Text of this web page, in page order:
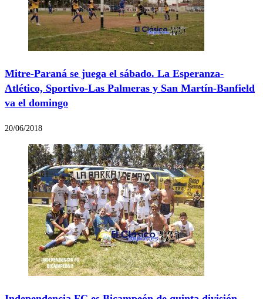
Mitre-Paraná se juega el sábado. La Esperanza-
Atlético, Sportivo-Las Palmeras y San Martín-Banfield
va el domingo
20/06/2018